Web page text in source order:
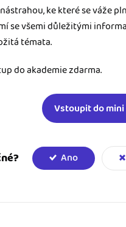
ke které se váže
se všemi důležitými
témata.
do akademie zdarma.
Vstoupit do
Ano